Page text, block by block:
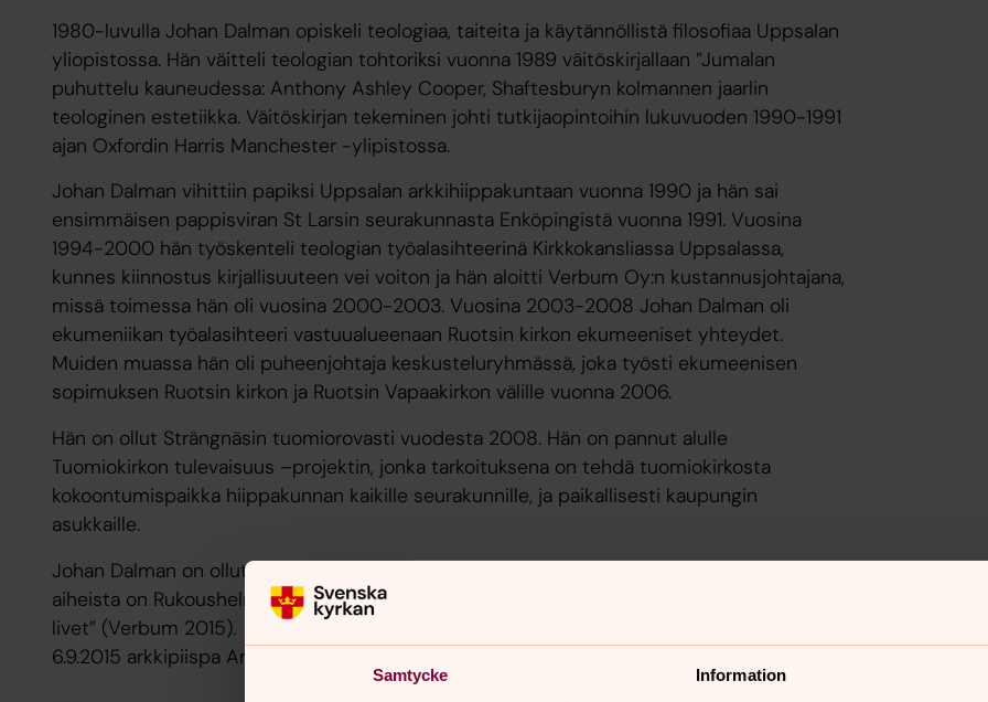
Samtycke Information
1980-luvulla Johan Dalman opiskeli teologiaa, taiteita ja käytännöllistä filosofiaa Uppsalan
yliopistossa. Hän väitteli teologian tohtoriksi vuonna 1989 väitöskirjallaan ”Jumalan
puhuttelu kauneudessa: Anthony Ashley Cooper, Shaftesburyn kolmannen jaarlin
teologinen estetiikka. Väitöskirjan tekeminen johti tutkijaopintoihin lukuvuoden 1990-1991
ajan Oxfordin Harris Manchester -ylipistossa.
Johan Dalman vihittiin papiksi Uppsalan arkkihiippakuntaan vuonna 1990 ja hän sai
ensimmäisen pappisviran St Larsin seurakunnasta Enköpingistä vuonna 1991. Vuosina
1994-2000 hän työskenteli teologian työalasihteerinä Kirkkokansliassa Uppsalassa,
kunnes kiinnostus kirjallisuuteen vei voiton ja hän aloitti Verbum Oy:n kustannusjohtajana,
missä toimessa hän oli vuosina 2000-2003. Vuosina 2003-2008 Johan Dalman oli
ekumeniikan työalasihteeri vastuualueenaan Ruotsin kirkon ekumeeniset yhteydet.
Muiden muassa hän oli puheenjohtaja keskusteluryhmässä, joka työsti ekumeenisen
sopimuksen Ruotsin kirkon ja Ruotsin Vapaakirkon välille vuonna 2006.
Hän on ollut Strängnäsin tuomiorovasti vuodesta 2008. Hän on pannut alulle
Tuomiokirkon tulevaisuus –projektin, jonka tarkoituksena on tehdä tuomiokirkosta
kokoontumispaikka hiippakunnan kaikille seurakunnille, ja paikallisesti kaupungin
asukkaille.
Johan Dalman on ollut mukana useissa julkaisuissa. Yksi Johan Dalmanin rakkaimmista
aiheista on Rukoushelmet ja hän on kirjoittanut siitä kirjan ”Frälsarkransen – Pärlor till
livet” (Verbum 2015). Keväällä 2015 hänet valittiin Strängnäsin hiippakunnan piispaksi ja
6.9.2015 arkkipiispa Antje Jackelén vihki hänet piispaksi Uppsalan tuomiokirkossa.